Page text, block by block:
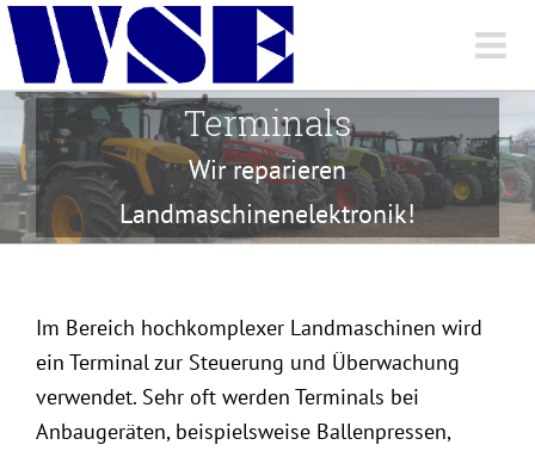
Skip
content
Terminals
Wir reparieren
Landmaschinenelektronik!
Im Bereich hochkomplexer Landmaschinen wird
ein Terminal zur Steuerung und Überwachung
verwendet. Sehr oft werden Terminals bei
Anbaugeräten, beispielsweise Ballenpressen,